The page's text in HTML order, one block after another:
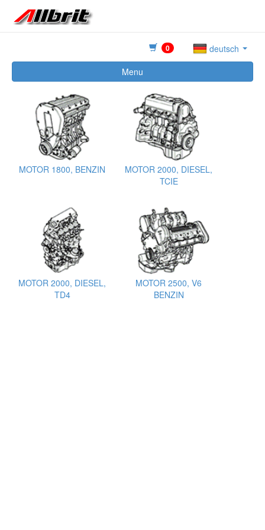
0
deutsch
Menu
MOTOR 1800, BENZIN
MOTOR 2000, DIESEL,
TCIE
MOTOR 2000, DIESEL,
TD4
MOTOR 2500, V6
BENZIN